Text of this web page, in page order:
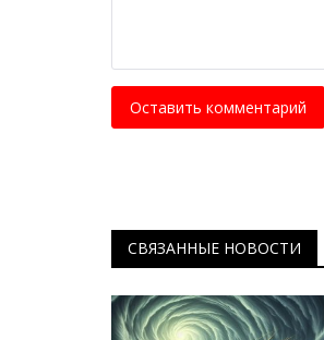
Оставить комментарий
СВЯЗАННЫЕ НОВОСТИ
Ноябрь 8, 2025 0
Когда пожарные
незнание: что стало